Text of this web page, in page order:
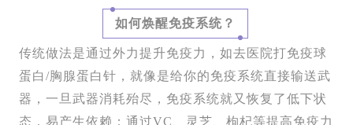
如何焕醒免疫系统？
传统做法是通过外力提升免疫力，如去医院打免疫球
蛋白/胸腺蛋白针，就像是给你的免疫系统直接输送武
器，一旦武器消耗殆尽，免疫系统就又恢复了低下状
态，易产生依赖；通过VC、灵芝、枸杞等提高免疫力